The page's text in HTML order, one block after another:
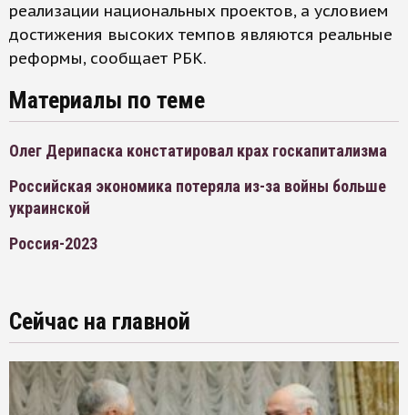
реализации национальных проектов, а условием
достижения высоких темпов являются реальные
реформы, сообщает РБК.
Материалы по теме
Олег Дерипаска констатировал крах госкапитализма
Российская экономика потеряла из-за войны больше
украинской
Россия-2023
Сейчас на главной